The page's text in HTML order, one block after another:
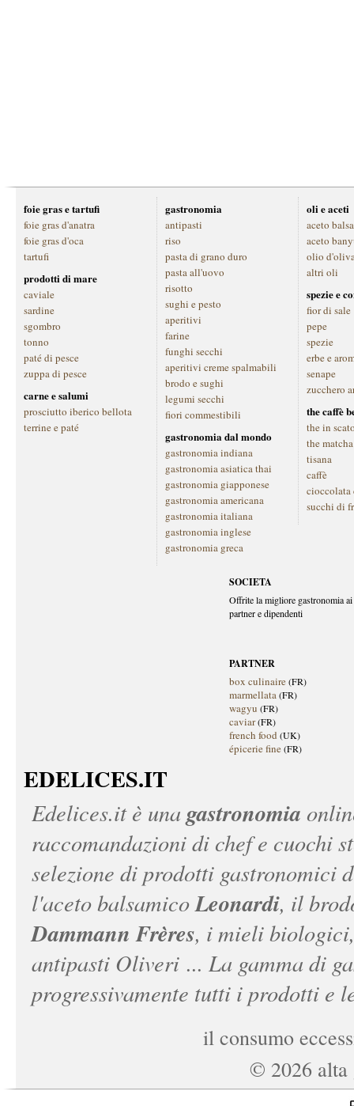
foie gras e tartufi
foie gras d'anatra
foie gras d'oca
tartufi
prodotti di mare
caviale
sardine
sgombro
tonno
paté di pesce
zuppa di pesce
carne e salumi
prosciutto iberico bellota
terrine e paté
gastronomia
antipasti
riso
pasta di grano duro
pasta all'uovo
risotto
sughi e pesto
aperitivi
farine
funghi secchi
aperitivi creme spalmabili
brodo e sughi
legumi secchi
fiori commestibili
gastronomia dal mondo
gastronomia indiana
gastronomia asiatica thai
gastronomia giapponese
gastronomia americana
gastronomia italiana
gastronomia inglese
gastronomia greca
oli e aceti
aceto
aceto
olio
altri oli
spezie e
fior di sale
pepe
spezie
erbe e
senape
zucchero
the caffè
the in
the matcha
tisana
caffè
cioccolata
succhi di
SOCIETA
Offrite la migliore gastronomia
partner e dipendenti
PARTNER
box culinaire(FR)
marmellata(FR)
wagyu (FR)
caviar(FR)
french food (UK)
épicerie fine(FR)
EDELICES.IT
Edelices.itè una gastronomia
raccomandazioni di chef e cuochi
selezione di prodotti gastronomici
l'aceto balsamicoLeonardi, il
Dammann Frères, i mieli
antipasti Oliveri ... La gamma di
progressivamente tutti i prodotti e
il consumo
© 2026